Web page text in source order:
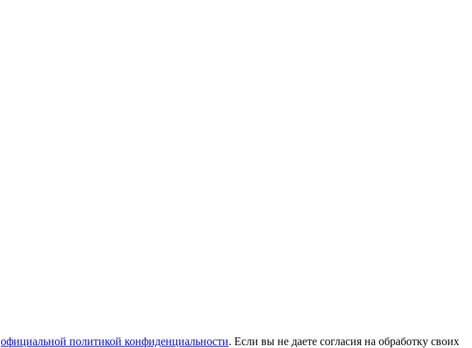
официальной политикой конфиденциальности. Если вы не даете согласия на обработку своих